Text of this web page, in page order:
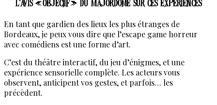
L’avis « objectif » du Majordome sur ces expériences
En tant que gardien des lieux les plus étranges de
Bordeaux, je peux vous dire que l’escape game horreur
avec comédiens est une forme d’art.
C’est du théâtre interactif, du jeu d’énigmes, et une
expérience sensorielle complète. Les acteurs vous
observent, anticipent vos gestes, et parfois… les
précèdent.